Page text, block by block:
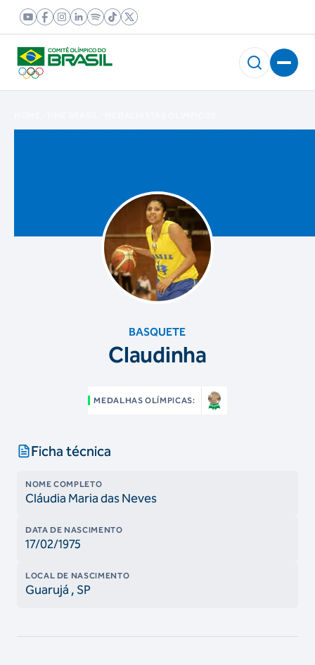
BASQUETE
Claudinha
MEDALHAS OLÍMPICAS:
Ficha técnica
NOME COMPLETO
Cláudia Maria das Neves
DATA DE NASCIMENTO
17/02/1975
LOCAL DE NASCIMENTO
Guarujá , SP